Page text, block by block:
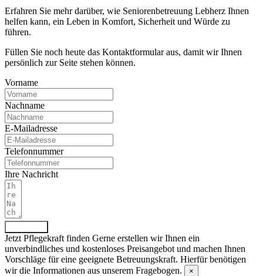
Erfahren Sie mehr darüber, wie Seniorenbetreuung Lebherz Ihnen
helfen kann, ein Leben in Komfort, Sicherheit und Würde zu
führen.
Füllen Sie noch heute das Kontaktformular aus, damit wir Ihnen
persönlich zur Seite stehen können.
Vorname
Nachname
E-Mailadresse
Telefonnummer
Ihre Nachricht
Jetzt Pflegekraft finden Gerne erstellen wir Ihnen ein
unverbindliches und kostenloses Preisangebot und machen Ihnen
Vorschläge für eine geeignete Betreuungskraft. Hierfür benötigen
wir die Informationen aus unserem Fragebogen.
×